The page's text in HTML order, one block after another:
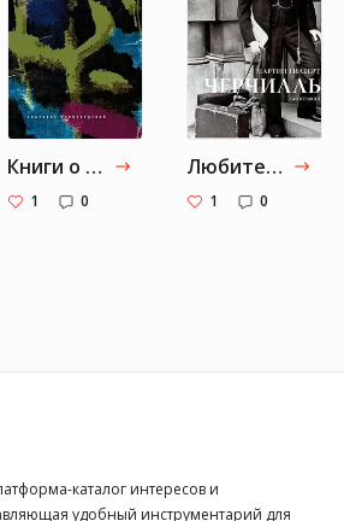
Книги о войне
1 0
Любителям биографий
1 0
каталог интересов и
удобный инструментарий для